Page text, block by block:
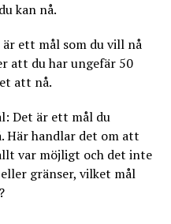
kan nå.
ett mål som du vill nå
att du har ungefär 50
att nå.
Det är ett mål du
Här handlar det om att
var möjligt och det inte
gränser, vilket mål